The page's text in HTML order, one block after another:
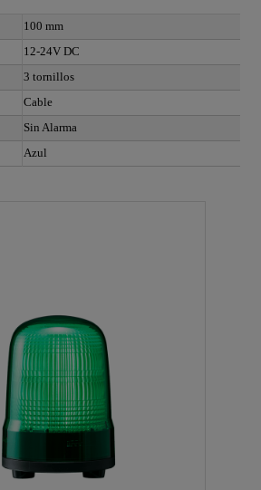
100 mm
12-24V DC
3 tornillos
Cable
Sin Alarma
Azul